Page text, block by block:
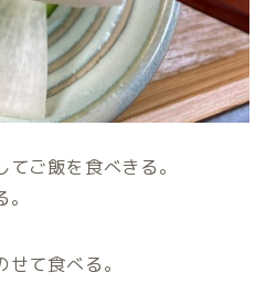
ご飯を食べきる。
て食べる。